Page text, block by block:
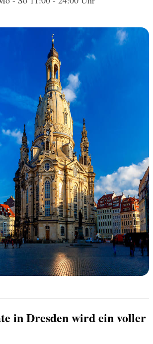
in Dresden wird ein voller